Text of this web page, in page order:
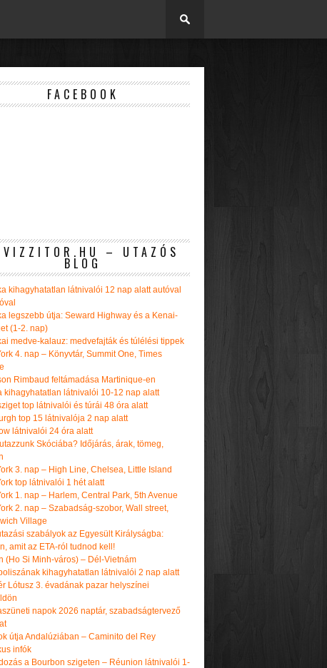
FACEBOOK
VIZZITOR.HU – UTAZÓS
BLOG
kihagyhatatlan látnivalói 12 nap alatt autóval
legszebb útja: Seward Highway és a Kenai-
(1-2. nap)
medve-kalauz: medvefajták és túlélési tippek
4. nap – Könyvtár, Summit One, Times
Rimbaud feltámadása Martinique-en
kihagyhatatlan látnivalói 10-12 nap alatt
top látnivalói és túrái 48 óra alatt
top 15 látnivalója 2 nap alatt
látnivalói 24 óra alatt
Skóciába? Időjárás, árak, tömeg,
3. nap – High Line, Chelsea, Little Island
top látnivalói 1 hét alatt
1. nap – Harlem, Central Park, 5th Avenue
2. nap – Szabadság-szobor, Wall street,
Village
szabályok az Egyesült Királyságba:
amit az ETA-ról tudnod kell!
(Ho Si Minh-város) – Dél-Vietnám
kihagyhatatlan látnivalói 2 nap alatt
Lótusz 3. évadának pazar helyszínei
napok 2026 naptár, szabadságtervező
útja Andalúziában – Caminito del Rey
infók
a Bourbon szigeten – Réunion látnivalói 1-